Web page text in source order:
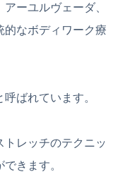
ーユルヴェーダ、
的なボディワーク療
ばれています。
トレッチのテクニッ
きます。